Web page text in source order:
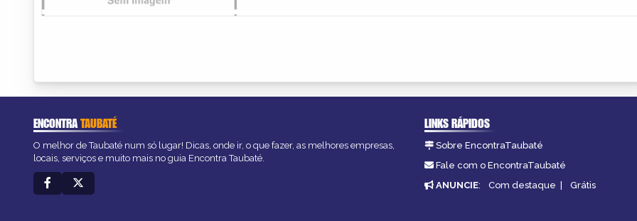
ENCONTRATAUBATÉ
O melhor de Taubaté num só lugar! Dicas, onde ir, o que fazer, as melhores empresas,
locais, serviços e muito mais no guia Encontra Taubaté.
LINKS RÁPIDOS
Sobre EncontraTaubaté
Fale com o EncontraTaubaté
ANUNCIE: Com destaque | Grátis